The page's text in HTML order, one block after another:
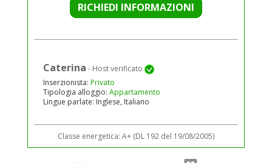
RICHIEDI INFORMAZIONI
Caterina - Host verificato
Inserzionista: Privato
Tipologia alloggio: Appartamento
Lingue parlate: Inglese, Italiano
Classe energetica: A+ (DL 192 del 19/08/2005)